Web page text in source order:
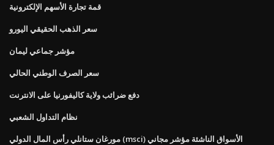
قمة تجارة الأسهم الإلكترونية
سعر الذهب الحقيقي اليورو
مؤشر جماعي ليمان
سعر الصرف الوطني الحالي
دفع ضرائب ولاية كاليفورنيا على الانترنت
نظام التداول الشعبي
مورغان ستانلي رأس المال الدولي (msci) الأسواق الناشئة مؤشر مجاني